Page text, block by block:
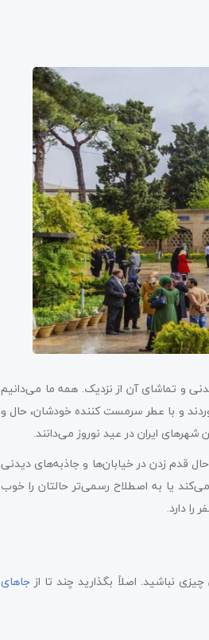
و تماشای آن از نزدیک. همه ما می‌دانیم
و با عطر سرمست کننده خودشان، حال و
شهرهای ایران در عید نوروز می‌دانند.
قدم زدن در خیابان‌ها و جاذبه‌های دیدنی
یا به اصطلاح رسمی‌تر حالتان را خوب
دارد.
نباشید. اصلاً بگذارید چند تا از جاهای